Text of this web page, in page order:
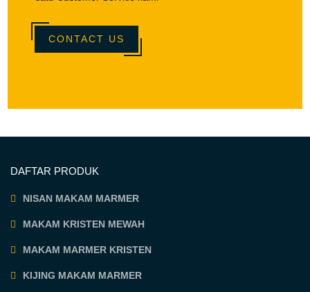
CONTACT US
DAFTAR PRODUK
NISAN MAKAM MARMER
MAKAM KRISTEN MEWAH
MAKAM MARMER KRISTEN
KIJING MAKAM MARMER